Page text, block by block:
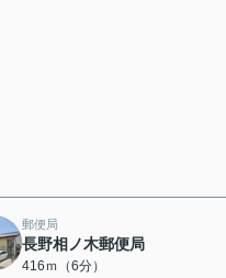
郵便局
長野相ノ木郵便局
416ｍ（6分）